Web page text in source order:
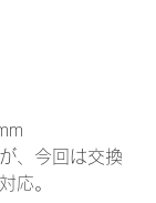
、今回は交換
応。